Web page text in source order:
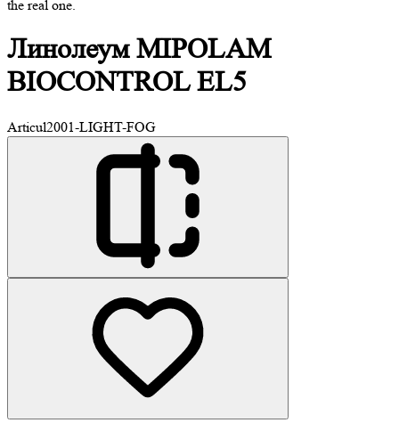
the real one.
Линолеум MIPOLAM
BIOCONTROL EL5
Articul2001-LIGHT-FOG